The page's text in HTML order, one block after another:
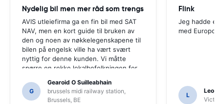
Nydelig bil men mer råd som trengs
AVIS utleiefirma ga en fin bil med SAT
NAV, men en kort guide til bruken av
den og noen av nøkkelegenskapene til
bilen på engelsk ville ha vært svært
nyttig for denne kunden. Vi måtte
spørre en rekke lokalbefolkningen for
ikke hadde funnet ut av SAT NAVs
funksjoner.
G
Gearoid O Suilleabhain
brussels midi railway station,
Brussels, BE
Flink
Jeg hadde
med
L